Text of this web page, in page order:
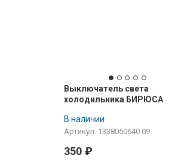
Выключатель света
холодильника БИРЮСА
В наличии
Артикул: 1338050640 09
350 ₽